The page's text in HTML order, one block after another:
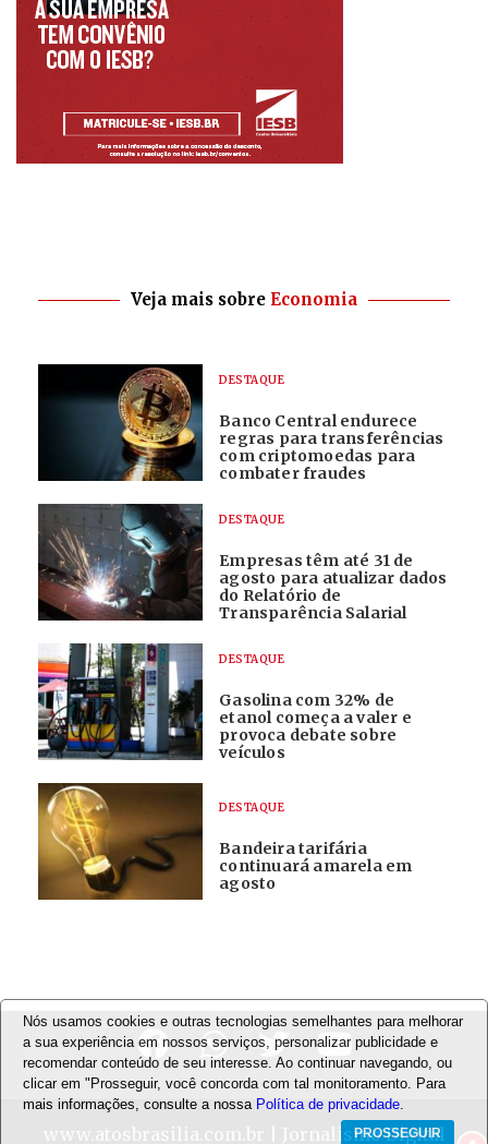
Veja mais sobre Economia
DESTAQUE
Banco Central endurece
regras para transferências
com criptomoedas para
combater fraudes
DESTAQUE
Empresas têm até 31 de
agosto para atualizar dados
do Relatório de
Transparência Salarial
DESTAQUE
Gasolina com 32% de
etanol começa a valer e
provoca debate sobre
veículos
DESTAQUE
Bandeira tarifária
continuará amarela em
agosto
www.atosbrasilia.com.br | Jornalismo Digital
Nós usamos cookies e outras tecnologias semelhantes para melhorar
a sua experiência em nossos serviços, personalizar publicidade e
recomendar conteúdo de seu interesse. Ao continuar navegando, ou
clicar em "Prosseguir, você concorda com tal monitoramento. Para
mais informações, consulte a nossa Política de privacidade.
PROSSEGUIR